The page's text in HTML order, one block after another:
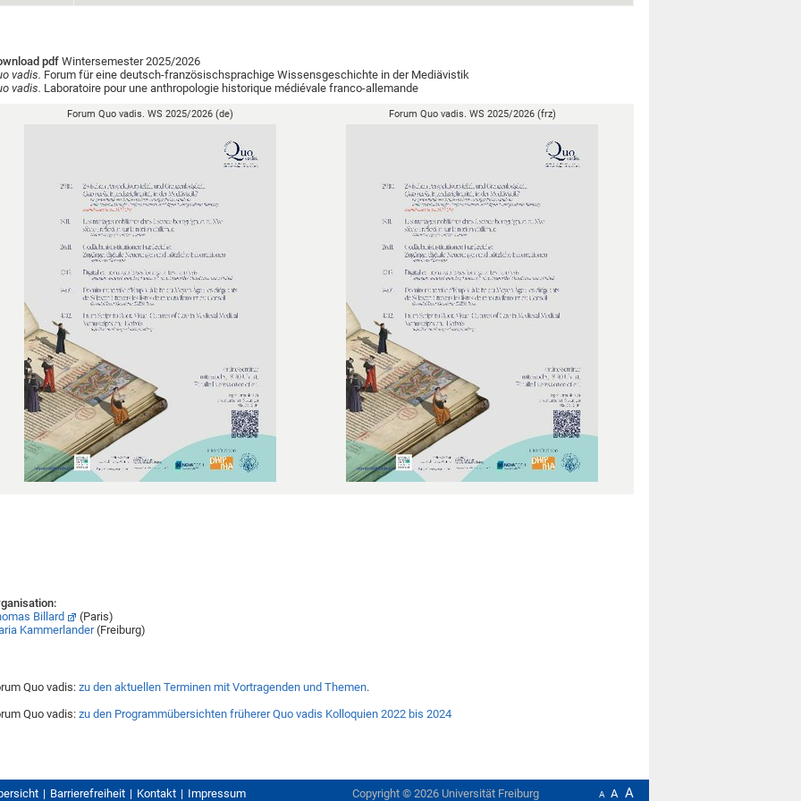
pdf Wintersemester 2025/2026
vadis. Forum für eine deutsch-französischsprachige Wissensgeschichte in der Mediävistik
vadis. Laboratoire pour une anthropologie historique médiévale franco-allemande
Forum Quo vadis. WS 2025/2026 (de) Forum Quo vadis. WS 2025/2026 (frz)
Billard
(Paris)
Kammerlander(Freiburg)
Quo vadis:zu den aktuellen Terminen mit Vortragenden und Themen.
Quo vadis:zu den Programmübersichten früherer Quo vadis Kolloquien 2022 bis 2024
Barrierefreiheit Kontakt Impressum A A A
Copyright © 2026Universität Freiburg